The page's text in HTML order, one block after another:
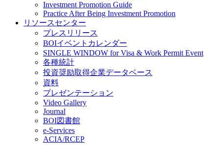
Investment Promotion Guide
Practice After Being Investment Promotion
リソースセンター
プレスリリース
BOIイベントカレンダー
SINGLE WINDOW for Visa & Work Permit Event
各種統計
投資奨励取得企業データベース
資料
プレゼンテーション
Video Gallery
Journal
BOI図書館
e-Services
ACIA/RCEP